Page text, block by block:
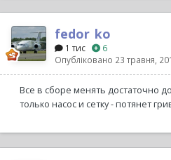
fedor_ko
1 тис
6
Опубліковано 23 травня,
Все в сборе менять достаточно
только насос и сетку - потянет